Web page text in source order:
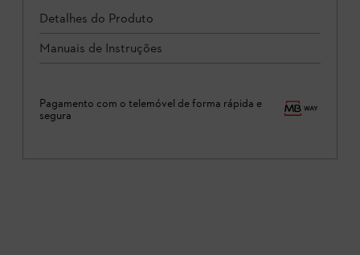
Detalhes do Produto
Manuais de Instruções
Pagamento com o telemóvel de forma rápida e
segura